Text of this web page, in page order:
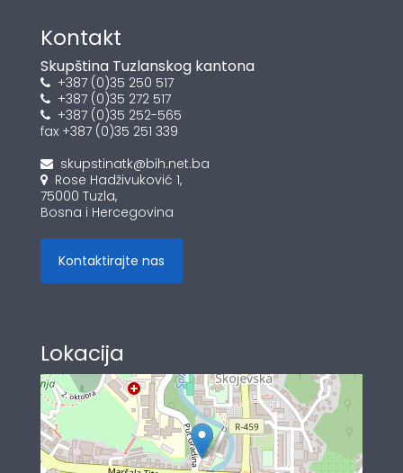
Kontakt
Skupština Tuzlanskog kantona
+387 (0)35 250 517
+387 (0)35 272 517
+387 (0)35 252-565
fax +387 (0)35 251 339
skupstinatk@bih.net.ba
Rose Hadživuković 1,
75000 Tuzla,
Bosna i Hercegovina
Kontaktirajte nas
Lokacija